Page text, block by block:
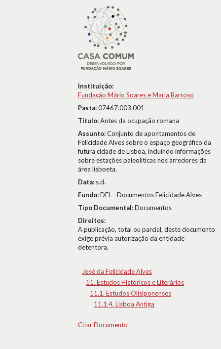
Instituição:
Fundação Mário Soares e Maria Barroso
Pasta:07467.003.001
Título:Antes da ocupação romana
Assunto:Conjunto de apontamentos de
Felicidade Alves sobre o espaço geográfico da
futura cidade de Lisboa, incluindo informações
sobre estações paleolíticas nos arredores da
área lisboeta.
Data: s.d.
Fundo:DFL - Documentos Felicidade Alves
Tipo Documental:Documentos
Direitos:
A publicação, total ou parcial, deste documento
exige prévia autorização da entidade
detentora.
José da Felicidade Alves
11. Estudos Históricos e Literários
11.1. Estudos Olisiponenses
11.1.4. Lisboa Antiga
Citar Documento